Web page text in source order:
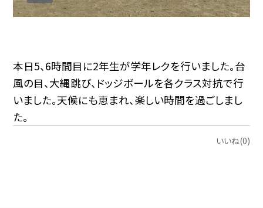
本日5、6時間目に2年生が学年レクを行いました。台
風の目、大縄跳び、ドッジボールを各クラス対抗で行
いました。天候にも恵まれ、楽しい時間を過ごしまし
た。
いいね(0)